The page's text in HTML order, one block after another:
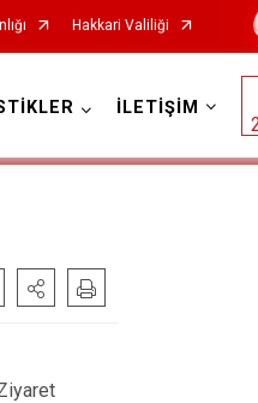
Hakkari Valiliği
İLETİŞİM